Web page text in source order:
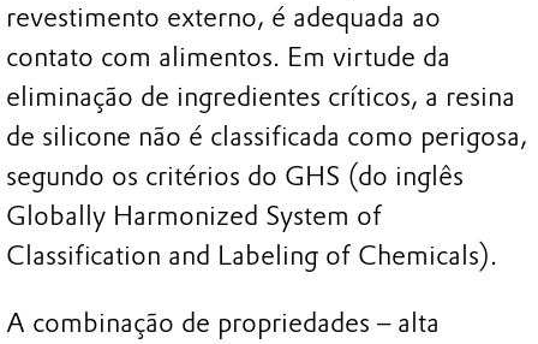
revestimento externo, é adequada ao
contato com alimentos. Em virtude da
eliminação de ingredientes críticos, a resina
de silicone não é classificada como perigosa,
segundo os critérios do GHS (do inglês
Globally Harmonized System of
Classification and Labeling of Chemicals).
A combinação de propriedades – alta